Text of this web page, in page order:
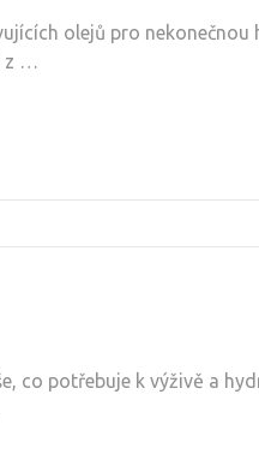
olejů pro nekonečnou
z …
co potřebuje k výživě a